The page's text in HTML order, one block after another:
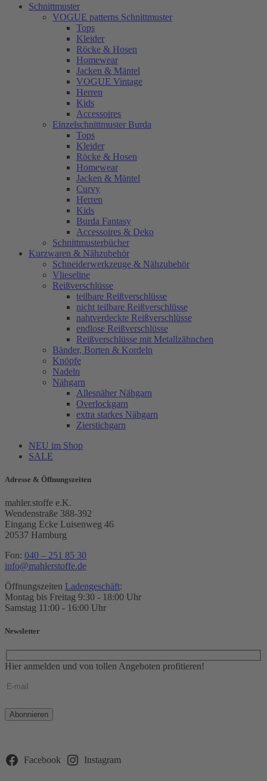
Schnittmuster
VOGUE patterns Schnittmuster
Tops
Kleider
Röcke & Hosen
Homewear
Jacken & Mäntel
VOGUE Vintage
Herren
Kids
Accessoires
Einzelschnittmuster Burda
Tops
Kleider
Röcke & Hosen
Homewear
Jacken & Mäntel
Curvy
Herren
Kids
Burda Fantasy
Accessoires & Deko
Schnittmusterbücher
Kurzwaren & Nähzubehör
Schneiderwerkzeuge & Nähzubehör
Vlieseline
Reißverschlüsse
teilbare Reißverschlüsse
nicht teilbare Reißverschlüsse
nahtverdeckte Reißverschlüsse
endlose Reißverschlüsse
Reißverschlüsse mit Metallzähnchen
Bänder, Borten & Kordeln
Knöpfe
Nadeln
Nähgarn
Allesnäher Nähgarn
Overlockgarn
extra starkes Nähgarn
Zierstichgarn
NEU im Shop
SALE
Adresse & Öffnungszeiten
mahler.stoffe e.K.
Wendenstraße 388-392
Eingang Ecke Luisenweg 46
20537 Hamburg
Fon: 040 – 251 85 30
info@mahlerstoffe.de
Öffnungszeiten Ladengeschäft:
Montag bis Freitag 9:30 - 18:00 Uhr
Samstag 11:00 - 16:00 Uhr
Newsletter
Hier anmelden und von tollen Angeboten profitieren!
Bitte
lasse
leer.
Facebook Instagram